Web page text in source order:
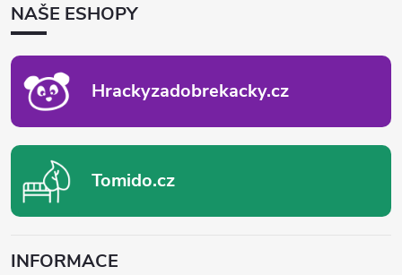
ANAŠE ESHOPY
Hrackyzadobrekacky.cz
Tomido.cz
INFORMACE